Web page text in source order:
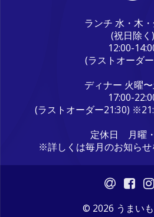
ランチ 水・木
(祝日除く)
12:00-
(ラストオーダ
ディナー 火曜
17:00-
(ラストオーダー21:30)
定休日 月曜
※詳しくは毎月のお知らせ
© 2026 うまい